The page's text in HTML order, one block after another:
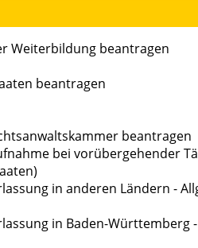
Weiterbildung beantragen
beantragen
beantragen
bei vorübergehender
in anderen Ländern -
in Baden-Württemberg